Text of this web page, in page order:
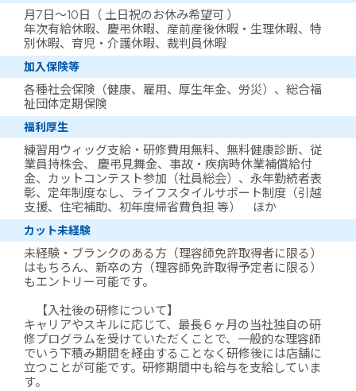
月7日～10日（ 土日祝のお休み希望可 ）
年次有給休暇、慶弔休暇、産前産後休暇・生理休暇、特
別休暇、育児・介護休暇、裁判員休暇
加入保険等
各種社会保険（健康、雇用、厚生年金、労災）、総合福
祉団体定期保険
福利厚生
練習用ウィッグ支給・研修費用無料、無料健康診断、従
業員持株会、 慶弔見舞金、事故・疾病時休業補償給付
金、カットコンテスト参加（社員総会）、永年勤続者表
彰、定年制度なし、ライフスタイルサポート制度（引越
支援、住宅補助、初年度帰省費負担 等） ほか
カット未経験
未経験・ブランクのある方（理容師免許取得者に限る）
はもちろん、新卒の方（理容師免許取得予定者に限る）
もエントリー可能です。
【入社後の研修について】
キャリアやスキルに応じて、最長６ヶ月の当社独自の研
修プログラムを受けていただくことで、一般的な理容師
でいう下積み期間を経由することなく研修後には店舗に
立つことが可能です。研修期間中も給与を支給していま
す。